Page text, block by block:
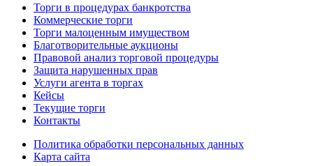
Торги в процедурах банкротства
Коммерческие торги
Торги малоценным имуществом
Благотворительные аукционы
Правовой анализ торговой процедуры
Защита нарушенных прав
Услуги агента в торгах
Кейсы
Текущие торги
Контакты
Политика обработки персональных данных
Карта сайта